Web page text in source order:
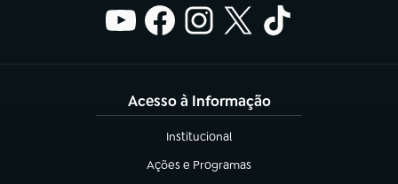
Acesso à Informação
Institucional
(abre em nova aba)
Ações e Programas
(abre em nova aba)